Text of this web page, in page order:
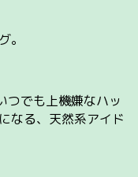
。
でも上機嫌なハッ
なる、天然系アイド